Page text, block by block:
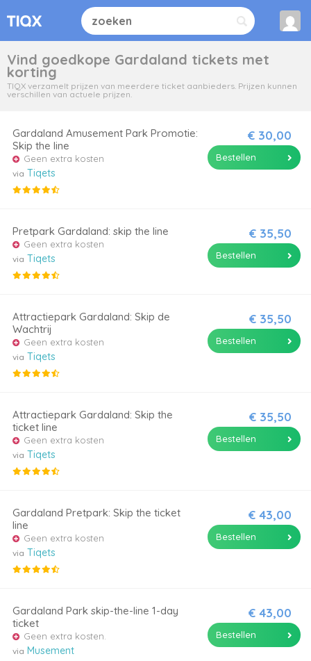
Vind goedkope Gardaland tickets met
korting
TIQX verzamelt prijzen van meerdere ticket aanbieders. Prijzen kunnen
verschillen van actuele prijzen.
Gardaland Amusement Park Promotie:
Skip the line
Geen extra kosten
via Tiqets
€ 30,00
Bestellen
Pretpark Gardaland: skip the line
Geen extra kosten
via Tiqets
€ 35,50
Bestellen
Attractiepark Gardaland: Skip de
Wachtrij
Geen extra kosten
via Tiqets
€ 35,50
Bestellen
Attractiepark Gardaland: Skip the
ticket line
Geen extra kosten
via Tiqets
€ 35,50
Bestellen
Gardaland Pretpark: Skip the ticket
line
Geen extra kosten
via Tiqets
€ 43,00
Bestellen
Gardaland Park skip-the-line 1-day
ticket
Geen extra kosten.
via Musement
€ 43,00
Bestellen